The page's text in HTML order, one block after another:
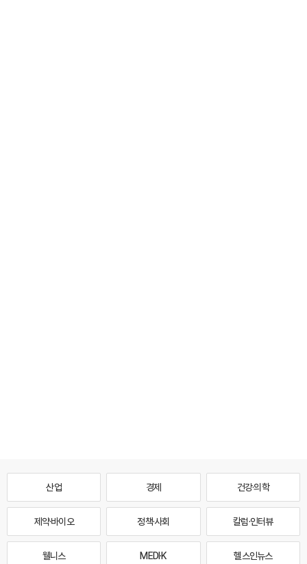
산업 경제 건강·의학
제약·바이오 정책·사회 칼럼·인터뷰
웰니스 MEDI·K 헬스인뉴스